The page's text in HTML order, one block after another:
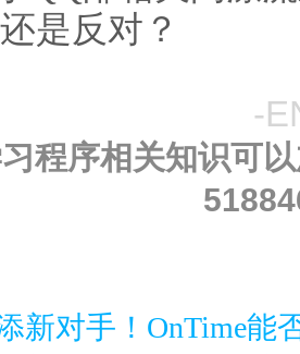
是反对？
-
程序相关知识可
51884
新对手！OnTime能